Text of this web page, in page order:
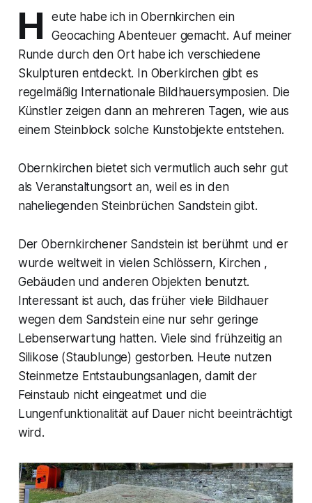
H
eute habe ich in Obernkirchen ein
Geocaching Abenteuer gemacht. Auf meiner
Runde durch den Ort habe ich verschiedene
Skulpturen entdeckt. In Oberkirchen gibt es
regelmäßig Internationale Bildhauersymposien. Die
Künstler zeigen dann an mehreren Tagen, wie aus
einem Steinblock solche Kunstobjekte entstehen.
Obernkirchen bietet sich vermutlich auch sehr gut
als Veranstaltungsort an, weil es in den
naheliegenden Steinbrüchen Sandstein gibt.
Der Obernkirchener Sandstein ist berühmt und er
wurde weltweit in vielen Schlössern, Kirchen ,
Gebäuden und anderen Objekten benutzt.
Interessant ist auch, das früher viele Bildhauer
wegen dem Sandstein eine nur sehr geringe
Lebenserwartung hatten. Viele sind frühzeitig an
Silikose (Staublunge) gestorben. Heute nutzen
Steinmetze Entstaubungsanlagen, damit der
Feinstaub nicht eingeatmet und die
Lungenfunktionalität auf Dauer nicht beeinträchtigt
wird.